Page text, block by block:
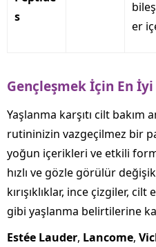
s
er
Gençleşmek İçin En İyi
Yaşlanma karşıtı cilt bakım
rutininizin vazgeçilmez bir
yoğun içerikleri ve etkili
hızlı ve gözle görülür
kırışıklıklar, ince çizgiler,
gibi yaşlanma belirtilerine
Estée Lauder, Lancome,